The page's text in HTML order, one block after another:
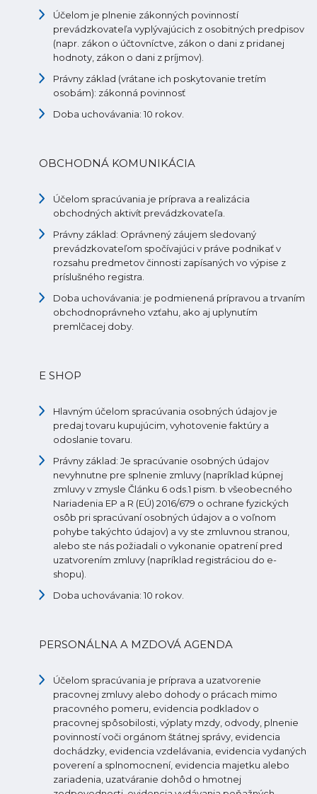
Účelom je plnenie zákonných povinností
prevádzkovateľa vyplývajúcich z osobitných predpisov
(napr. zákon o účtovníctve, zákon o dani z pridanej
hodnoty, zákon o dani z príjmov).
Právny základ (vrátane ich poskytovanie tretím
osobám): zákonná povinnosť
Doba uchovávania: 10 rokov.
OBCHODNÁ KOMUNIKÁCIA
Účelom spracúvania je príprava a realizácia
obchodných aktivít prevádzkovateľa.
Právny základ: Oprávnený záujem sledovaný
prevádzkovateľom spočívajúci v práve podnikať v
rozsahu predmetov činnosti zapísaných vo výpise z
príslušného registra.
Doba uchovávania: je podmienená prípravou a trvaním
obchodnoprávneho vzťahu, ako aj uplynutím
premlčacej doby.
E SHOP
Hlavným účelom spracúvania osobných údajov je
predaj tovaru kupujúcim, vyhotovenie faktúry a
odoslanie tovaru.
Právny základ: Je spracúvanie osobných údajov
nevyhnutne pre splnenie zmluvy (napríklad kúpnej
zmluvy v zmysle Článku 6 ods.1 pism. b všeobecného
Nariadenia EP a R (EÚ) 2016/679 o ochrane fyzických
osôb pri spracúvaní osobných údajov a o voľnom
pohybe takýchto údajov) a vy ste zmluvnou stranou,
alebo ste nás požiadali o vykonanie opatrení pred
uzatvorením zmluvy (napríklad registráciou do e-
shopu).
Doba uchovávania: 10 rokov.
PERSONÁLNA A MZDOVÁ AGENDA
Účelom spracúvania je príprava a uzatvorenie
pracovnej zmluvy alebo dohody o prácach mimo
pracovného pomeru, evidencia podkladov o
pracovnej spôsobilosti, výplaty mzdy, odvody, plnenie
povinností voči orgánom štátnej správy, evidencia
dochádzky, evidencia vzdelávania, evidencia vydaných
poverení a splnomocnení, evidencia majetku alebo
zariadenia, uzatváranie dohôd o hmotnej